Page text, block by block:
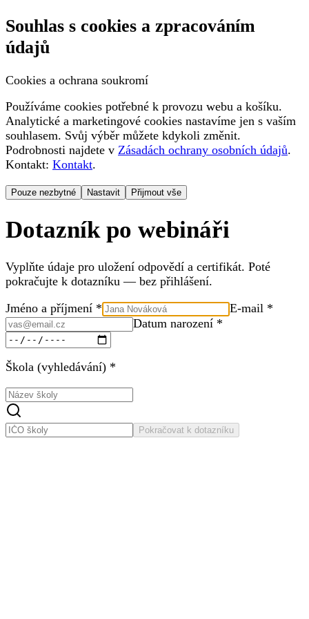
Souhlas s cookies a zpracováním
údajů
Cookies a ochrana soukromí
Používáme cookies potřebné k provozu webu a košíku.
Analytické a marketingové cookies nastavíme jen s vaším
souhlasem. Svůj výběr můžete kdykoli změnit.
Podrobnosti najdete v Zásadách ochrany osobních údajů.
Kontakt: Kontakt.
Pouze nezbytné Nastavit Přijmout vše
Dotazník po webináři
Vyplňte údaje pro uložení odpovědí a certifikát. Poté
pokračujte k dotazníku — bez přihlášení.
Jméno a příjmení *
E-mail *
Datum narození *
Škola (vyhledávání) *
Pokračovat k dotazníku